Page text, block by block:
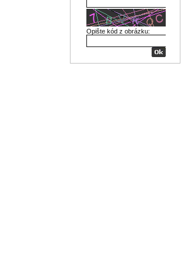
Opište kód z obrázku: